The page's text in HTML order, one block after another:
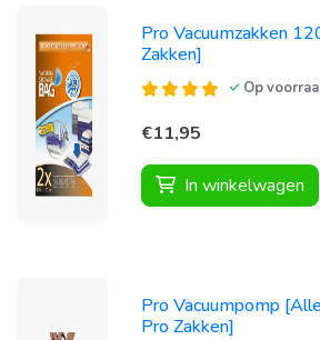
Pro Vacuumzakken
Zakken]
Op
€11,95
In winkelwagen
Pro Vacuumpomp
Pro Zakken]